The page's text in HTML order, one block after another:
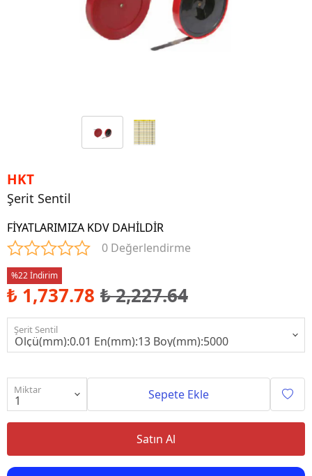
HKT
Şerit Sentil
FİYATLARIMIZA KDV DAHİLDİR
0 Değerlendirme
%22 İndirim
₺ 1,737.78 ₺ 2,227.64
Şerit Sentil
Miktar Sepete Ekle
Satın Al